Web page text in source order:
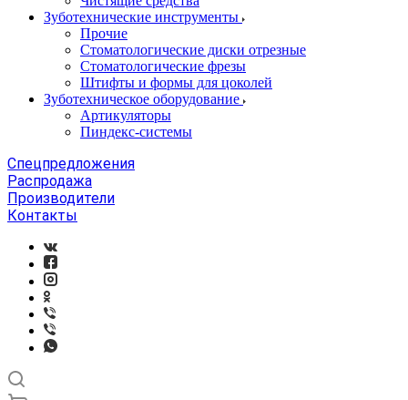
Зуботехнические инструменты
Прочие
Стоматологические диски отрезные
Стоматологические фрезы
Штифты и формы для цоколей
Зуботехническое оборудование
Артикуляторы
Пиндекс-системы
Спецпредложения
Распродажа
Производители
Контакты